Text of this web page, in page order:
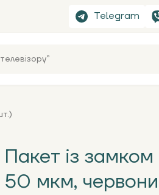
Telegram
Пакет із
50 мкм,